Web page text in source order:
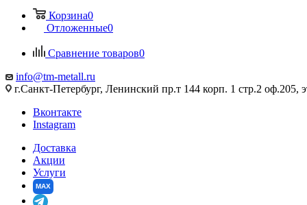
Корзина0
Отложенные0
Сравнение товаров0
info@tm-metall.ru
г.Санкт-Петербург, Ленинский пр.т 144 корп. 1 стр.2 оф.205,
Вконтакте
Instagram
Доставка
Акции
Услуги
MAX